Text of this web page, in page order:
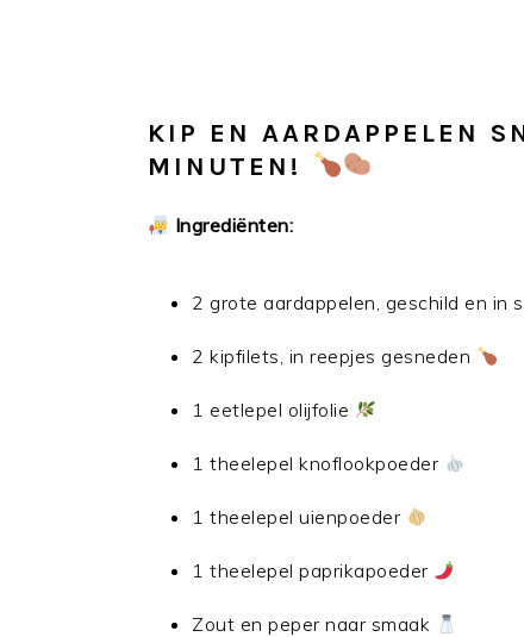
KIP EN AARDAPPELEN
MINUTEN!
Ingrediënten:
2 grote aardappelen, geschild en in
2 kipfilets, in reepjes gesneden
1 eetlepel olijfolie
1 theelepel knoflookpoeder
1 theelepel uienpoeder
1 theelepel paprikapoeder
Zout en peper naar smaak